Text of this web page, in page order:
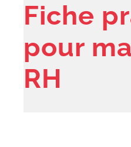
Fiche
pour
RH